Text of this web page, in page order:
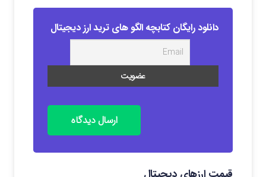
دانلود رایگان کتابچه الگو های ترید ارز دیجیتال
ارسال دیدگاه